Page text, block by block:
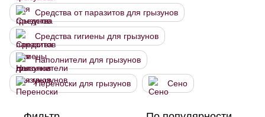
Средства от паразитов для грызунов
Средства гигиены для грызунов
Наполнители для грызунов
Переноски для грызунов Сено